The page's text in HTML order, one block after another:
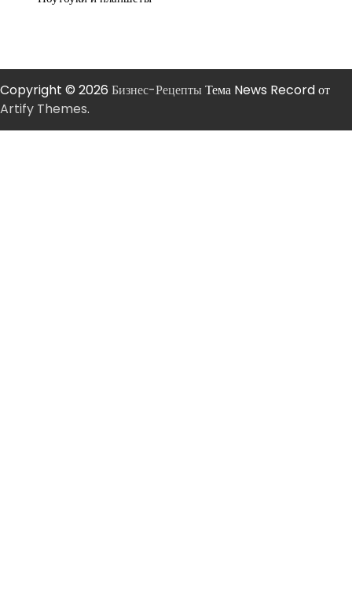
Copyright © 2026 Бизнес-РецептыТема News Record от
Artify Themes.